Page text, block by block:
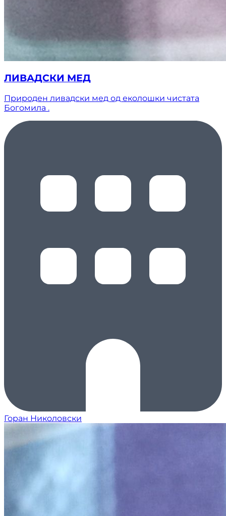
ЛИВАДСКИ МЕД
Природен ливадски мед од еколошки чистата
Богомила .
Горан Николовски